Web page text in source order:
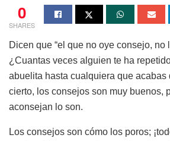
0
SHARES
Dicen que “el que no oye consejo,
¿Cuantas veces alguien te ha
abuelita hasta cualquiera que acabas
cierto, los consejos son muy buenos,
aconsejan lo son.
Los consejos son cómo los poros;